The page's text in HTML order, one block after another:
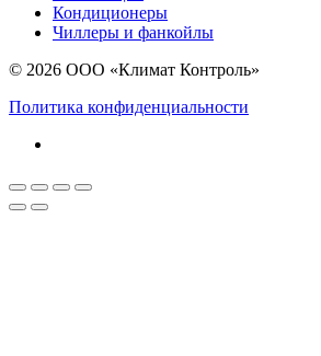
Кондиционеры
Чиллеры и фанкойлы
© 2026 ООО «Климат Контроль»
Политика конфиденциальности